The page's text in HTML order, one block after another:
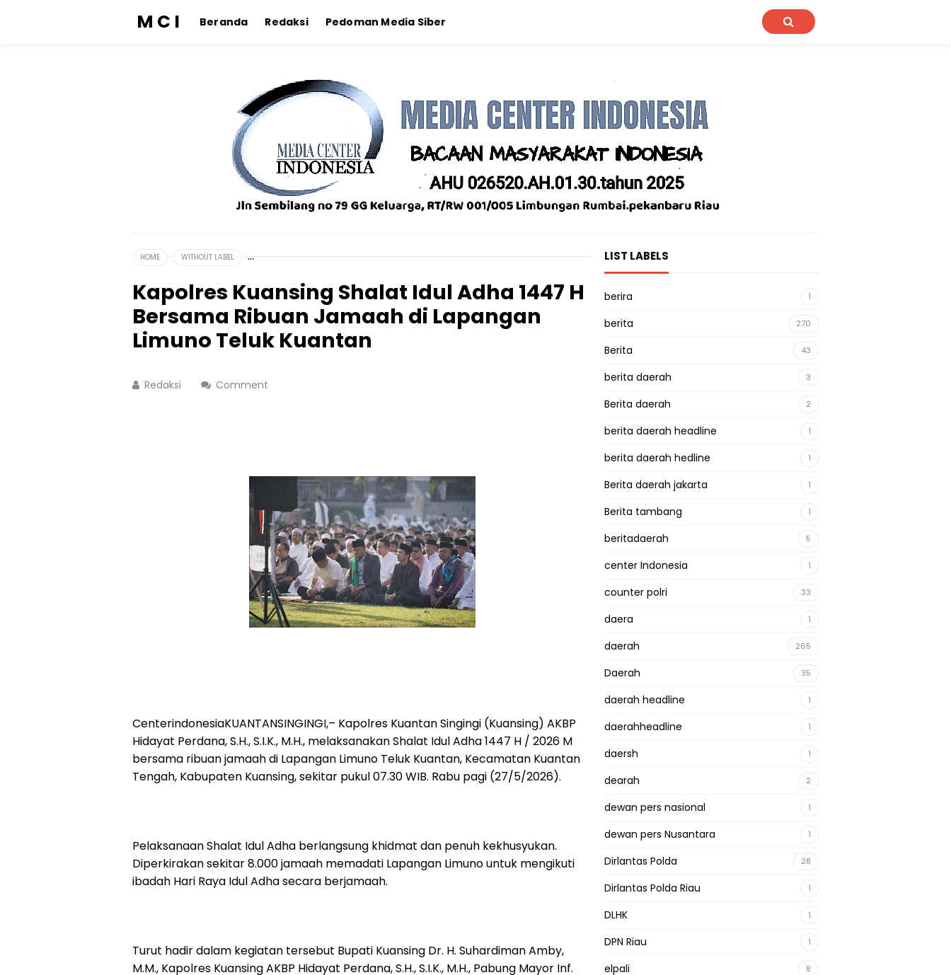
M C I Beranda Redaksi Pedoman Media Siber
HOME WITHOUT LABEL
Kapolres Kuansing Shalat Idul Adha 1447 H
Bersama Ribuan Jamaah di Lapangan
Limuno Teluk Kuantan
Redaksi Comment
CenterindonesiaKUANTANSINGINGI,– Kapolres Kuantan Singingi (Kuansing) AKBP
Hidayat Perdana, S.H., S.I.K., M.H., melaksanakan Shalat Idul Adha 1447 H / 2026 M
bersama ribuan jamaah di Lapangan Limuno Teluk Kuantan, Kecamatan Kuantan
Tengah, Kabupaten Kuansing, sekitar pukul 07.30 WIB. Rabu pagi (27/5/2026).
Pelaksanaan Shalat Idul Adha berlangsung khidmat dan penuh kekhusyukan.
Diperkirakan sekitar 8.000 jamaah memadati Lapangan Limuno untuk mengikuti
ibadah Hari Raya Idul Adha secara berjamaah.
Turut hadir dalam kegiatan tersebut Bupati Kuansing Dr. H. Suhardiman Amby,
M.M., Kapolres Kuansing AKBP Hidayat Perdana, S.H., S.I.K., M.H., Pabung Mayor Inf.
LIST LABELS
berira 1
berita 270
Berita 43
berita daerah 3
Berita daerah 2
berita daerah headline 1
berita daerah hedline 1
Berita daerah jakarta 1
Berita tambang 1
beritadaerah 5
center Indonesia 1
counter polri 33
daera 1
daerah 265
Daerah 35
daerah headline 1
daerahheadline 1
daersh 1
dearah 2
dewan pers nasional 1
dewan pers Nusantara 1
Dirlantas Polda 28
Dirlantas Polda Riau 1
DLHK 1
DPN Riau 1
elpali 8